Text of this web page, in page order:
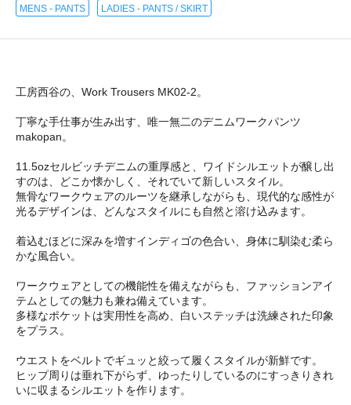
MENS - PANTS LADIES - PANTS / SKIRT
工房西谷の、Work Trousers MK02-2。
丁寧な手仕事が生み出す、唯一無二のデニムワークパンツ
makopan。
11.5ozセルビッチデニムの重厚感と、ワイドシルエットが醸し出
すのは、どこか懐かしく、それでいて新しいスタイル。
無骨なワークウェアのルーツを継承しながらも、現代的な感性が
光るデザインは、どんなスタイルにも自然と溶け込みます。
着込むほどに深みを増すインディゴの色合い、身体に馴染む柔ら
かな風合い。
ワークウェアとしての機能性を備えながらも、ファッションアイ
テムとしての魅力も兼ね備えています。
多様なポケットは実用性を高め、白いステッチは洗練された印象
をプラス。
ウエストをベルトでギュッと絞って履くスタイルが新鮮です。
ヒップ周りは垂れ下がらず、ゆったりしているのにすっきりきれ
いに収まるシルエットを作ります。